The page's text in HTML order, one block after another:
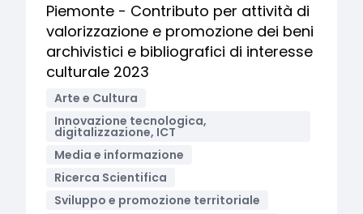
Piemonte - Contributo per attività di
valorizzazione e promozione dei beni
archivistici e bibliografici di interesse
culturale 2023
Arte e Cultura
Innovazione tecnologica,
digitalizzazione, ICT
Media e informazione
Ricerca Scientifica
Sviluppo e promozione territoriale